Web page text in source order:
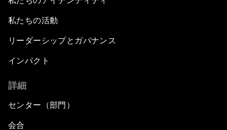
私たちの活動
リーダーシップとガバナンス
インパクト
詳細
センター（部門）
会合